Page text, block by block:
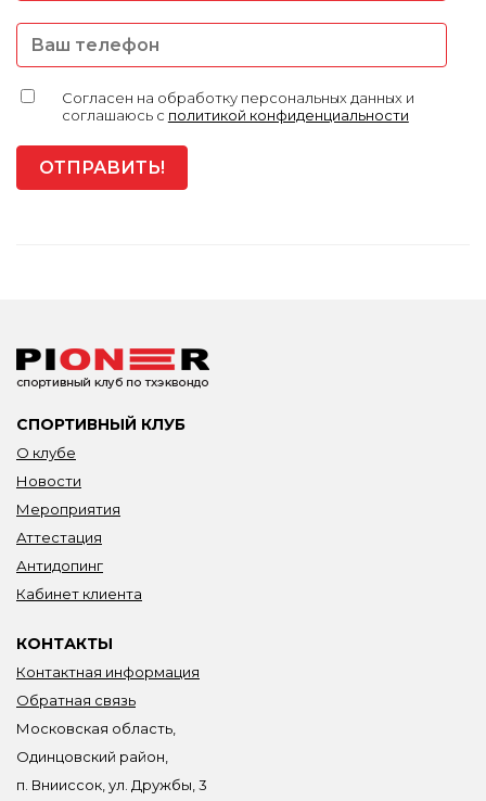
Согласен на обработку персональных данных и
соглашаюсь с политикой конфиденциальности
СПОРТИВНЫЙ КЛУБ
О клубе
Новости
Мероприятия
Аттестация
Антидопинг
Кабинет клиента
КОНТАКТЫ
Контактная информация
Обратная связь
Московская область,
Одинцовский район,
п. Внииссок, ул. Дружбы, 3